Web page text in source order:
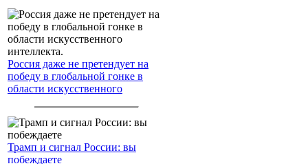
Россия даже не претендует на
победу в глобальной гонке в
области искусственного
Трамп и сигнал России: вы
побеждаете